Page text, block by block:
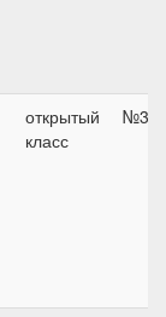
открытый
класс
№3,